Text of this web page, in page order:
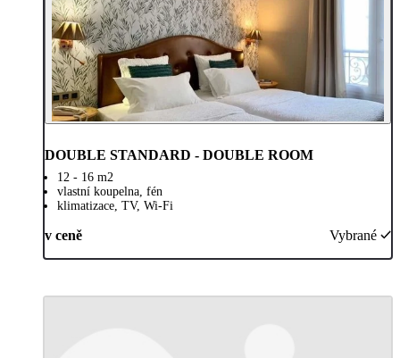
DOUBLE STANDARD - DOUBLE ROOM
12 - 16 m2
vlastní koupelna, fén
klimatizace, TV, Wi-Fi
v ceně Vybrané